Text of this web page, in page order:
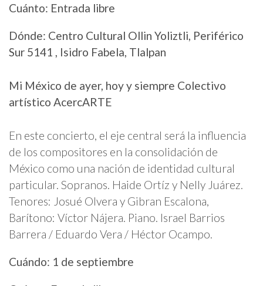
Cuánto: Entrada libre
Dónde: Centro Cultural Ollin Yoliztli, Periférico
Sur 5141 , Isidro Fabela, Tlalpan
Mi México de ayer, hoy y siempre Colectivo
artístico AcercARTE
En este concierto, el eje central será la influencia
de los compositores en la consolidación de
México como una nación de identidad cultural
particular. Sopranos. Haide Ortíz y Nelly Juárez.
Tenores: Josué Olvera y Gibran Escalona,
Barítono: Víctor Nájera. Piano. Israel Barrios
Barrera / Eduardo Vera / Héctor Ocampo.
Cuándo: 1 de septiembre